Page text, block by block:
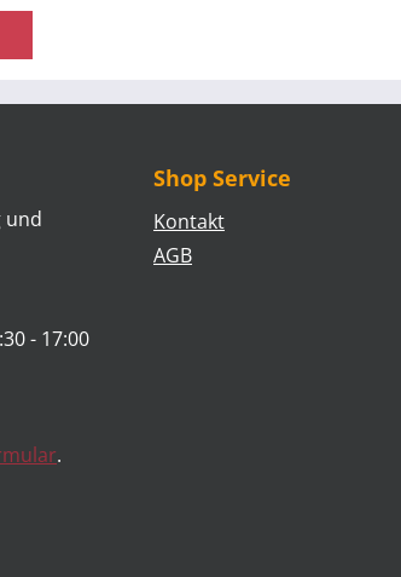
und
- 17:00
.
Shop Service
Kontakt
AGB